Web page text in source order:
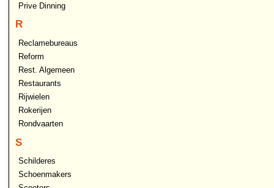
Prive Dinning
R
Reclamebureaus
Reform
Rest. Algemeen
Restaurants
Rijwielen
Rokerijen
Rondvaarten
S
Schilderes
Schoenmakers